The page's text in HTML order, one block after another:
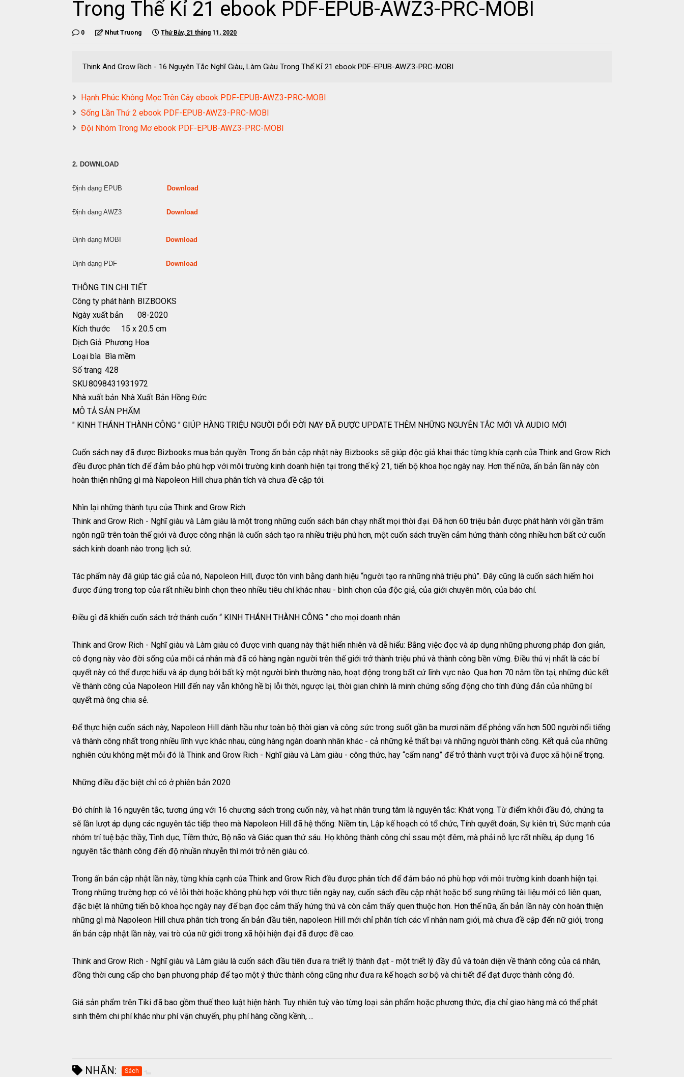
Trong Thế Kỉ 21 ebook PDF-EPUB-AWZ3-PRC-MOBI
0 Nhut Truong Thứ Bảy, 21 tháng 11, 2020
Think And Grow Rich - 16 Nguyên Tắc Nghĩ Giàu, Làm Giàu Trong Thế Kỉ 21 ebook PDF-EPUB-AWZ3-PRC-MOBI
Hạnh Phúc Không Mọc Trên Cây ebook PDF-EPUB-AWZ3-PRC-MOBI
Sống Lần Thứ 2 ebook PDF-EPUB-AWZ3-PRC-MOBI
Đội Nhóm Trong Mơ ebook PDF-EPUB-AWZ3-PRC-MOBI
2. DOWNLOAD
Định dạng EPUB Download
Định dạng AWZ3 Download
Định dạng MOBI Download
Định dạng PDF Download
THÔNG TIN CHI TIẾT
Công ty phát hành BIZBOOKS
Ngày xuất bản
08-2020
Kích thước
15 x 20.5 cm
Dịch Giả Phương Hoa
Loại bìa Bìa mềm
Số trang 428
SKU8098431931972
Nhà xuất bản Nhà Xuất Bản Hồng Đức
MÔ TẢ SẢN PHẨM
" KINH THÁNH THÀNH CÔNG " GIÚP HÀNG TRIỆU NGƯỜI ĐỔI ĐỜI NAY ĐÃ ĐƯỢC UPDATE THÊM NHỮNG NGUYÊN TẮC MỚI VÀ AUDIO MỚI
Cuốn sách nay đã được Bizbooks mua bản quyền. Trong ấn bản cập nhật này Bizbooks sẽ giúp độc giả khai thác từng khía cạnh của Think and Grow Rich
đều được phân tích để đảm bảo phù hợp với môi trường kinh doanh hiện tại trong thế kỷ 21, tiến bộ khoa học ngày nay. Hơn thế nữa, ấn bản lần này còn
hoàn thiện những gì mà Napoleon Hill chưa phân tích và chưa đề cập tới.
Nhìn lại những thành tựu của Think and Grow Rich
Think and Grow Rich - Nghĩ giàu và Làm giàu là một trong những cuốn sách bán chạy nhất mọi thời đại. Đã hơn 60 triệu bản được phát hành với gần trăm
ngôn ngữ trên toàn thế giới và được công nhận là cuốn sách tạo ra nhiều triệu phú hơn, một cuốn sách truyền cảm hứng thành công nhiều hơn bất cứ cuốn
sách kinh doanh nào trong lịch sử.
Tác phẩm này đã giúp tác giả của nó, Napoleon Hill, được tôn vinh bằng danh hiệu “người tạo ra những nhà triệu phú”. Đây cũng là cuốn sách hiếm hoi
được đứng trong top của rất nhiều bình chọn theo nhiều tiêu chí khác nhau - bình chọn của độc giả, của giới chuyên môn, của báo chí.
Điều gì đã khiến cuốn sách trở thánh cuốn “ KINH THÁNH THÀNH CÔNG ” cho mọi doanh nhân
Think and Grow Rich - Nghĩ giàu và Làm giàu có được vinh quang này thật hiển nhiên và dễ hiểu: Bằng việc đọc và áp dụng những phương pháp đơn giản,
cô đọng này vào đời sống của mỗi cá nhân mà đã có hàng ngàn người trên thế giới trở thành triệu phú và thành công bền vững. Điều thú vị nhất là các bí
quyết này có thể được hiểu và áp dụng bởi bất kỳ một người bình thường nào, hoạt động trong bất cứ lĩnh vực nào. Qua hơn 70 năm tồn tại, những đúc kết
về thành công của Napoleon Hill đến nay vẫn không hề bị lỗi thời, ngược lại, thời gian chính là minh chứng sống động cho tính đúng đắn của những bí
quyết mà ông chia sẻ.
Để thực hiện cuốn sách này, Napoleon Hill dành hầu như toàn bộ thời gian và công sức trong suốt gần ba mươi năm để phỏng vấn hơn 500 người nổi tiếng
và thành công nhất trong nhiều lĩnh vực khác nhau, cùng hàng ngàn doanh nhân khác - cả những kẻ thất bại và những người thành công. Kết quả của những
nghiên cứu không mệt mỏi đó là Think and Grow Rich - Nghĩ giàu và Làm giàu - công thức, hay “cẩm nang” để trở thành vượt trội và được xã hội nể trọng.
Những điều đặc biệt chỉ có ở phiên bản 2020
Đó chính là 16 nguyên tắc, tương ứng với 16 chương sách trong cuốn này, và hạt nhân trung tâm là nguyên tắc: Khát vọng. Từ điểm khởi đầu đó, chúng ta
sẽ lần lượt áp dụng các nguyên tắc tiếp theo mà Napoleon Hill đã hệ thống: Niềm tin, Lập kế hoạch có tổ chức, Tính quyết đoán, Sự kiên trì, Sức mạnh của
nhóm trí tuệ bậc thầy, Tình dục, Tiềm thức, Bộ não và Giác quan thứ sáu. Họ không thành công chỉ ssau một đêm, mà phải nỗ lực rất nhiều, áp dụng 16
nguyên tắc thành công đến độ nhuần nhuyễn thì mới trở nên giàu có.
Trong ấn bản cập nhật lần này, từng khía cạnh của Think and Grow Rich đều được phân tích để đảm bảo nó phù hợp với môi trường kinh doanh hiện tại.
Trong những trường hợp có vẻ lỗi thời hoặc không phù hợp với thực tiễn ngày nay, cuốn sách đều cập nhật hoặc bổ sung những tài liệu mới có liên quan,
đặc biệt là những tiến bộ khoa học ngày nay để bạn đọc cảm thấy hứng thú và còn cảm thấy quen thuộc hơn. Hơn thế nữa, ấn bản lần này còn hoàn thiện
những gì mà Napoleon Hill chưa phân tích trong ấn bản đầu tiên, napoleon Hill mới chỉ phân tích các vĩ nhân nam giới, mà chưa đề cập đến nữ giới, trong
ấn bản cập nhật lần này, vai trò của nữ giới trong xã hội hiện đại đã được đề cao.
Think and Grow Rich - Nghĩ giàu và Làm giàu là cuốn sách đầu tiên đưa ra triết lý thành đạt - một triết lý đầy đủ và toàn diện về thành công của cá nhân,
đồng thời cung cấp cho bạn phương pháp để tạo một ý thức thành công cũng như đưa ra kế hoạch sơ bộ và chi tiết để đạt được thành công đó.
Giá sản phẩm trên Tiki đã bao gồm thuế theo luật hiện hành. Tuy nhiên tuỳ vào từng loại sản phẩm hoặc phương thức, địa chỉ giao hàng mà có thể phát
sinh thêm chi phí khác như phí vận chuyển, phụ phí hàng cồng kềnh, ...
NHÃN: Sách